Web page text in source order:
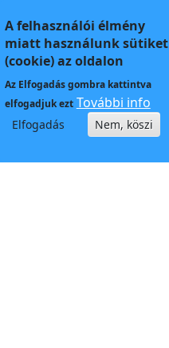
A felhasználói élmény
miatt használunk sütiket
(cookie) az oldalon
Az Elfogadásgombra kattintva
elfogadjuk ezt További info
Elfogadás Nem, köszi